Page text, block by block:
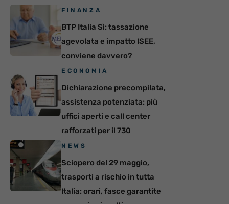
FINANZA
BTP Italia Sì: tassazione
agevolata e impatto ISEE,
conviene davvero?
ECONOMIA
Dichiarazione precompilata,
assistenza potenziata: più
uffici aperti e call center
rafforzati per il 730
NEWS
Sciopero del 29 maggio,
trasporti a rischio in tutta
Italia: orari, fasce garantite